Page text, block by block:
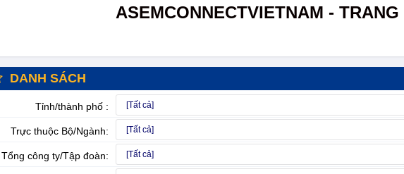
ASEMCONNECTVIETNAM -
DANH SÁCH
Tỉnh/thành phố :
Trực thuộc Bộ/Ngành:
Tổng công ty/Tập đoàn: